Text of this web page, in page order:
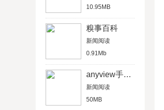
10.95MB
糗事百科
新闻阅读
0.91Mb
anyview手机阅读器
新闻阅读
50MB